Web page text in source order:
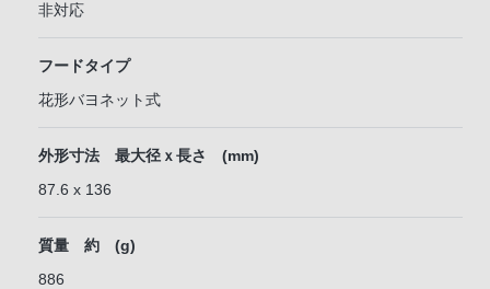
非対応
フードタイプ
花形バヨネット式
外形寸法 最大径ｘ長さ (mm)
87.6 x 136
質量 約 (g)
886